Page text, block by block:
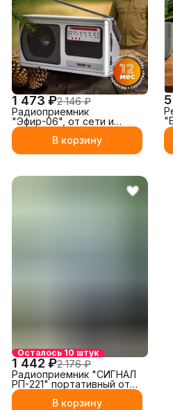
1 473 ₽2 146 ₽
Радиоприемник
"Эфир-06", от сети и
батареек
В корзину
Осталось 10 штук
1 442 ₽2 176 ₽
Радиоприемник "СИГНАЛ
РП-221" портативный от
сети / от аккумулятора
В корзину